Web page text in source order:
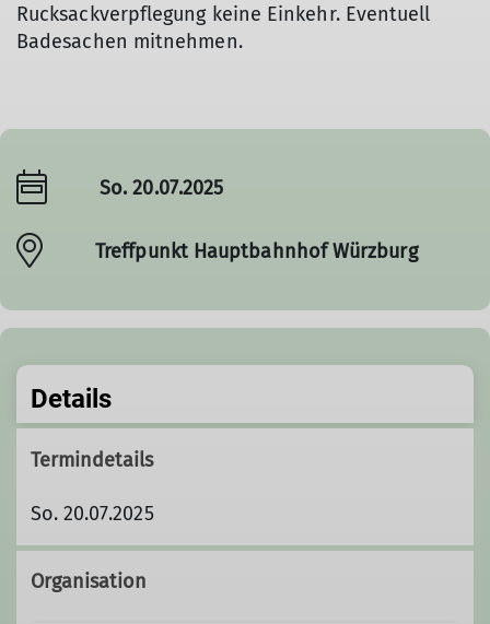
Rucksackverpflegung keine Einkehr. Eventuell
Badesachen mitnehmen.
So. 20.07.2025
Treffpunkt Hauptbahnhof Würzburg
Details
Termindetails
So. 20.07.2025
Organisation